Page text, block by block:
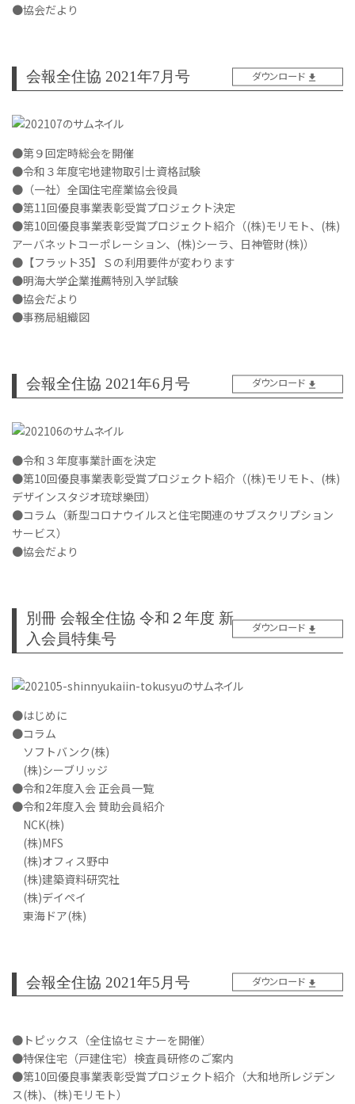
●協会だより
会報全住協 2021年7月号 ダウンロード
●第９回定時総会を開催
●令和３年度宅地建物取引士資格試験
●（一社）全国住宅産業協会役員
●第11回優良事業表彰受賞プロジェクト決定
●第10回優良事業表彰受賞プロジェクト紹介（(株)モリモト、(株)
アーバネットコーポレーション、(株)シーラ、日神管財(株)）
●【フラット35】Ｓの利用要件が変わります
●明海大学企業推薦特別入学試験
●協会だより
●事務局組織図
会報全住協 2021年6月号 ダウンロード
●令和３年度事業計画を決定
●第10回優良事業表彰受賞プロジェクト紹介（(株)モリモト、(株)
デザインスタジオ琉球樂団）
●コラム（新型コロナウイルスと住宅関連のサブスクリプション
サービス）
●協会だより
別冊 会報全住協 令和２年度 新
入会員特集号
ダウンロード
●はじめに
●コラム
ソフトバンク(株)
(株)シーブリッジ
●令和2年度入会 正会員一覧
●令和2年度入会 賛助会員紹介
NCK(株)
(株)MFS
(株)オフィス野中
(株)建築資料研究社
(株)デイペイ
東海ドア(株)
会報全住協 2021年5月号 ダウンロード
●トピックス（全住協セミナーを開催）
●特保住宅（戸建住宅）検査員研修のご案内
●第10回優良事業表彰受賞プロジェクト紹介（大和地所レジデン
ス(株)、(株)モリモト）